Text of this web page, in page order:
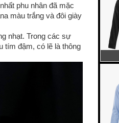
phu nhân đã mặc
màu trắng và đôi giày
nhạt. Trong các sự
tím đậm, có lẽ là thông